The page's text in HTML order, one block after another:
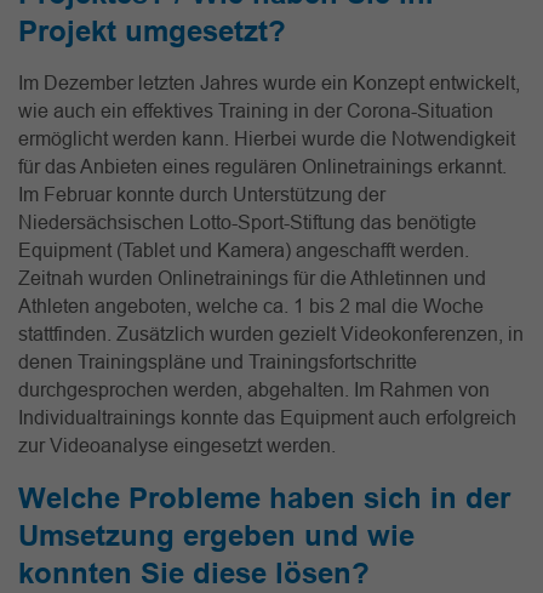
Projekt umgesetzt?
Im Dezember letzten Jahres wurde ein Konzept entwickelt,
wie auch ein effektives Training in der Corona-Situation
ermöglicht werden kann. Hierbei wurde die Notwendigkeit
für das Anbieten eines regulären Onlinetrainings erkannt.
Im Februar konnte durch Unterstützung der
Niedersächsischen Lotto-Sport-Stiftung das benötigte
Equipment (Tablet und Kamera) angeschafft werden.
Zeitnah wurden Onlinetrainings für die Athletinnen und
Athleten angeboten, welche ca. 1 bis 2 mal die Woche
stattfinden. Zusätzlich wurden gezielt Videokonferenzen, in
denen Trainingspläne und Trainingsfortschritte
durchgesprochen werden, abgehalten. Im Rahmen von
Individualtrainings konnte das Equipment auch erfolgreich
zur Videoanalyse eingesetzt werden.
Welche Probleme haben sich in der
Umsetzung ergeben und wie
konnten Sie diese lösen?